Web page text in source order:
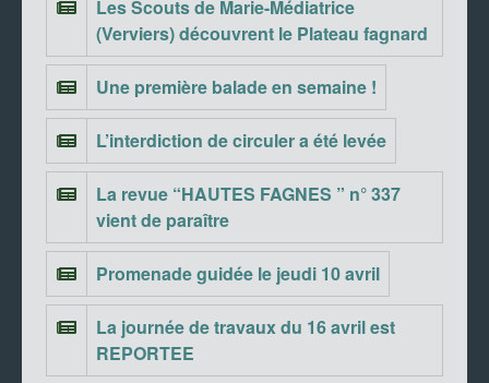
Les Scouts de Marie-Médiatrice
(Verviers) découvrent le Plateau fagnard
Une première balade en semaine !
L’interdiction de circuler a été levée
La revue “HAUTES FAGNES ” n° 337
vient de paraître
Promenade guidée le jeudi 10 avril
La journée de travaux du 16 avril est
REPORTEE